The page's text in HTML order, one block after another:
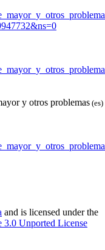
y otros problemas (es)
and is licensed under the
3.0 Unported License